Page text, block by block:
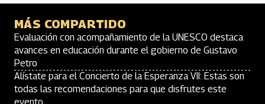
MÁS COMPARTIDO
Evaluación con acompañamiento de la UNESCO destaca
avances en educación durante el gobierno de Gustavo
Petro
Alístate para el Concierto de la Esperanza VII: Estas son
todas las recomendaciones para que disfrutes este